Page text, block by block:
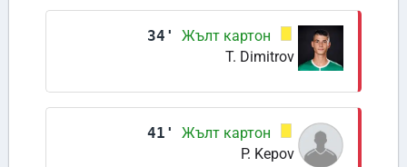
34'
Жълт картон
T. Dimitrov
41'
Жълт картон
P. Kepov